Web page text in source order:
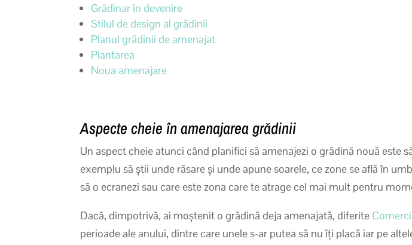
Grădinar în devenire
Stilul de design al grădinii
Planul grădinii de amenajat
Plantarea
Noua amenajare
Aspecte cheie în amenajarea grădinii
Un aspect cheie atunci când planifici să amenajezi o grădină nouă este
exemplu să știi unde răsare și unde apune soarele, ce zone se află în
să o ecranezi sau care este zona care te atrage cel mai mult pentru
Dacă, dimpotrivă, ai moștenit o grădină deja amenajată, diferite
perioade ale anului, dintre care unele s-ar putea să nu îți placă iar pe